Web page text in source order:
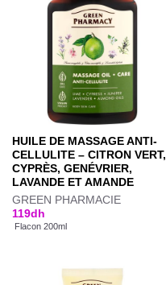
HUILE DE MASSAGE ANTI-
CELLULITE – CITRON VERT,
CYPRÈS, GENÉVRIER,
LAVANDE ET AMANDE
GREEN PHARMACIE
119dh
Flacon 200ml